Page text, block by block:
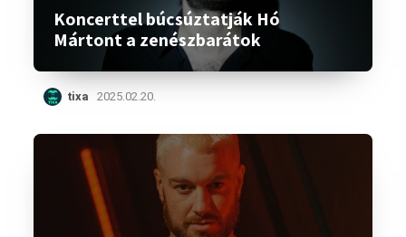
Koncerttel búcsúztatják Hó
Mártont a zenészbarátok
tixa 2025.02.20.